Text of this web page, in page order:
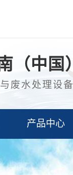
（中国
废水处理设
产品中心